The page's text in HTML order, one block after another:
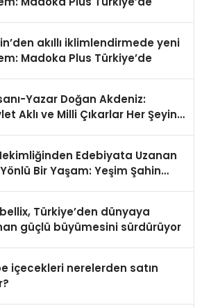
akıllı iklimlendirmede yeni
Madoka Plus Türkiye’de
Yazar Doğan Akdeniz:
Aklı ve Milli Çıkarlar Her Şeyin
Edebiyata Uzanan
Bir Yaşam: Yeşim Şahin
Türkiye’den dünyaya
güçlü büyümesini sürdürüyor
içecekleri nerelerden satın